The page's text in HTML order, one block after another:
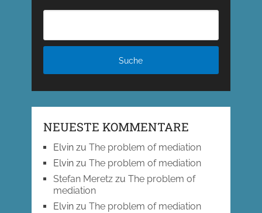
NEUESTE KOMMENTARE
Elvinzu The problem of mediation
Elvinzu The problem of mediation
Stefan Meretzzu The problem of
mediation
Elvinzu The problem of mediation